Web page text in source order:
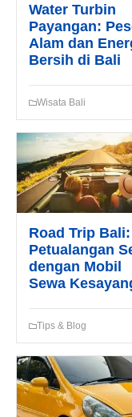
Water Turbin
Payangan:
Alam dan
Bersih di Bali
Wisata Bali
Road Trip Bali:
Petualangan
dengan Mobil
Sewa
Tips & Blog
WhatsApp*
Lokasi